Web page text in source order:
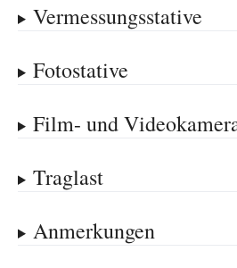
Vermessungsstative
Fotostative
Film- und
Traglast
Anmerkungen